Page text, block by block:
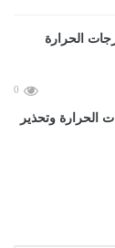
0
2026.. ارتفاع بدرجات الحرارة وتحذير